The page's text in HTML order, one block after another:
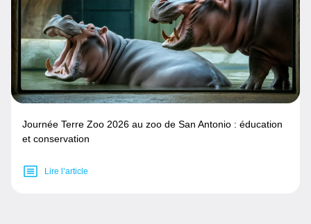
Journée Terre Zoo 2026 au zoo de San Antonio : éducation
et conservation
Lire l’article